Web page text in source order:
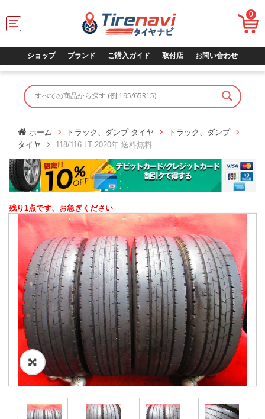
T
o
l
i
o
n
0
ショップ ブランド ご購入ガイド 取付店 お問い合わせ
ホーム トラック、ダンプ タイヤ
トラック、ダンプ
タイヤ
118/116 LT 2020年 送料無料
残り1点です、お急ぎください